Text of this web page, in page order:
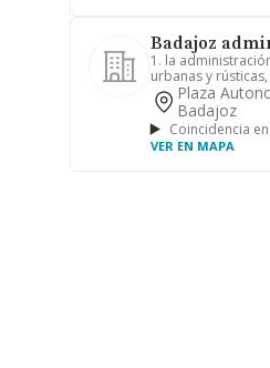
Badajoz
1. la
urbanas y
Plaza
Badajoz
Coincidencia
VER EN MAPA